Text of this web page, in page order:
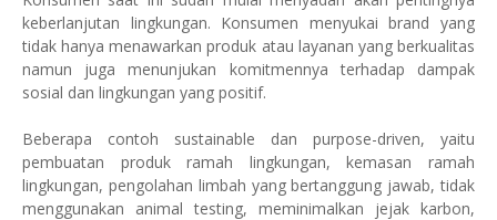
keberlanjutan lingkungan. Konsumen menyukai brand yang
tidak hanya menawarkan produk atau layanan yang berkualitas
namun juga menunjukan komitmennya terhadap dampak
sosial dan lingkungan yang positif.
Beberapa contoh sustainable dan purpose-driven, yaitu
pembuatan produk ramah lingkungan, kemasan ramah
lingkungan, pengolahan limbah yang bertanggung jawab, tidak
menggunakan animal testing, meminimalkan jejak karbon,